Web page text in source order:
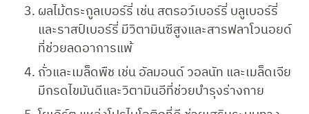
ผลไม้ตระกูลเบอร์รี่ เช่น สตรอว์เบอร์รี่ บลูเบอร์รี่
และราสป์เบอร์รี่ มีวิตามินซีสูงและสารฟลาโวนอยด์
ที่ช่วยลดอาการแพ้
ถั่วและเมล็ดพืช เช่น อัลมอนด์ วอลนัท และเมล็ดเจีย
มีกรดไขมันดีและวิตามินอีที่ช่วยบำรุงร่างกาย